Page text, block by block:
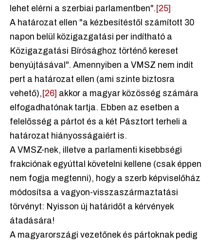
lehet elérni a szerbiai parlamentben". [25]
A határozat ellen "a kézbesítéstől számított 30
napon belül közigazgatási per indítható a
Közigazgatási Bírósághoz történő kereset
benyújtásával". Amennyiben a VMSZ nem indít
pert a határozat ellen (ami szinte biztosra
vehető), [26] akkor a magyar közösség számára
elfogadhatónak tartja. Ebben az esetben a
felelősség a pártot és a két Pásztort terheli a
határozat hiányosságaiért is.
A VMSZ-nek, illetve a parlamenti kisebbségi
frakciónak egyúttal követelni kellene (csak éppen
nem fogja megtenni), hogy a szerb képviselőház
módosítsa a vagyon-visszaszármaztatási
törvényt: Nyisson új határidőt a kérvények
átadására!
A magyarországi vezetőnek és pártoknak pedig